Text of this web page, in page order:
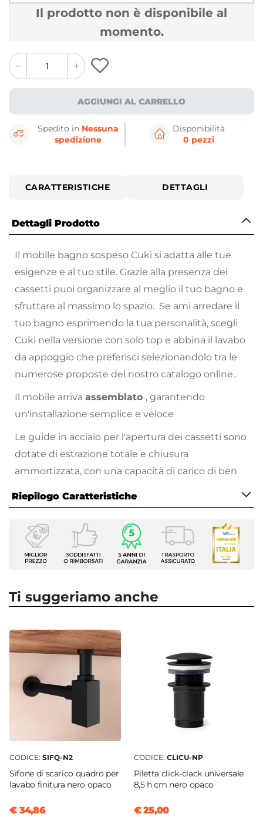
Il prodotto non è disponibile al
momento.
quantity
button
quantity
minus
button
AGGIUNGI AL CARRELLO
Spedito in Nessuna
spedizione
Disponibilità
0 pezzi
CARATTERISTICHE DETTAGLI
Dettagli Prodotto
Il mobile bagno sospeso Cuki si adatta alle tue
esigenze e al tuo stile. Grazie alla presenza dei
cassetti puoi organizzare al meglio il tuo bagno e
sfruttare al massimo lo spazio. Se ami arredare il
tuo bagno esprimendo la tua personalità, scegli
Cuki nella versione con solo top e abbina il lavabo
da appoggio che preferisci selezionandolo tra le
numerose proposte del nostro catalogo online..
Il mobile arriva assemblato , garantendo
un'installazione semplice e veloce
Le guide in acciaio per l'apertura dei cassetti sono
dotate di estrazione totale e chiusura
ammortizzata, con una capacità di carico di ben
antiribaltamento.
Che tu sia amante delle finiture del legno o dei
colori opachi Cuki ha la soluzione per te.
Riepilogo Caratteristiche
Caratteristiche Mobile
Larghezza
120 cm
Altezza
Serie
Cuki
Cassetti
Materiale Mobile
Sistema Di Apertura
Gola
Soft Close
Ti suggeriamo anche
CODICE: SIFQ-N2
Sifone di scarico quadro per
lavabo finitura nero opaco
€ 34,86
CODICE: CLICU-NP
Piletta click-clack universale
8,5 h cm nero opaco
€ 25,00